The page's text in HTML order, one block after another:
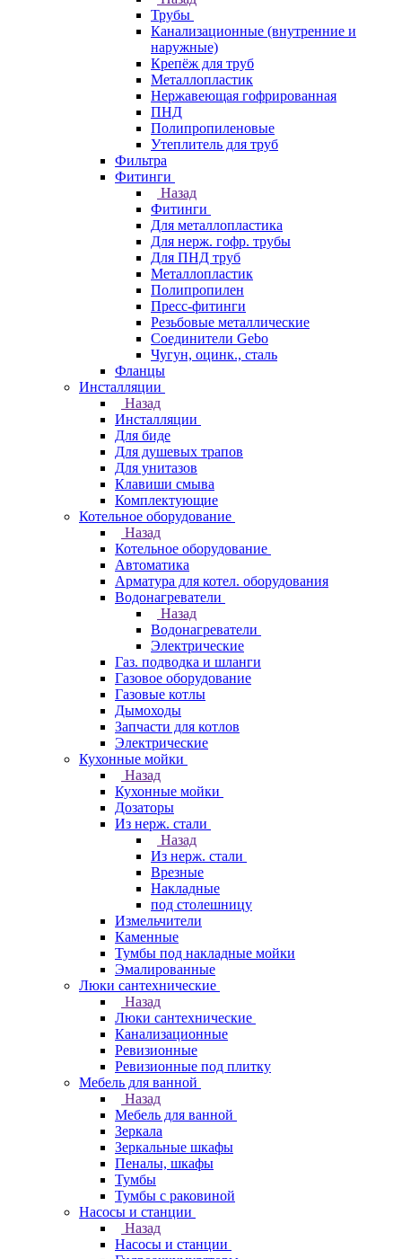
Трубы
Канализационные (внутренние и
наружные)
Крепёж для труб
Металлопластик
Нержавеющая гофрированная
ПНД
Полипропиленовые
Утеплитель для труб
Фильтра
Фитинги
Назад
Фитинги
Для металлопластика
Для нерж. гофр. трубы
Для ПНД труб
Металлопластик
Полипропилен
Пресс-фитинги
Резьбовые металлические
Соединители Gebo
Чугун, оцинк., сталь
Фланцы
Инсталляции
Назад
Инсталляции
Для биде
Для душевых трапов
Для унитазов
Клавиши смыва
Комплектующие
Котельное оборудование
Назад
Котельное оборудование
Автоматика
Арматура для котел. оборудования
Водонагреватели
Назад
Водонагреватели
Электрические
Газ. подводка и шланги
Газовое оборудование
Газовые котлы
Дымоходы
Запчасти для котлов
Электрические
Кухонные мойки
Назад
Кухонные мойки
Дозаторы
Из нерж. стали
Назад
Из нерж. стали
Врезные
Накладные
под столешницу
Измельчители
Каменные
Тумбы под накладные мойки
Эмалированные
Люки сантехнические
Назад
Люки сантехнические
Канализационные
Ревизионные
Ревизионные под плитку
Мебель для ванной
Назад
Мебель для ванной
Зеркала
Зеркальные шкафы
Пеналы, шкафы
Тумбы
Тумбы с раковиной
Насосы и станции
Назад
Насосы и станции